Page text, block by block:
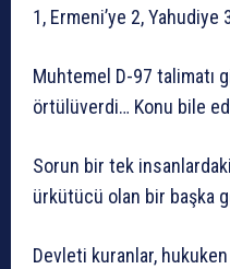
1, Ermeni’ye 2,
Muhtemel D-97 talimatı
örtülüverdi… Konu bile
Sorun bir tek
ürkütücü olan bir başka
Devleti kuranlar,